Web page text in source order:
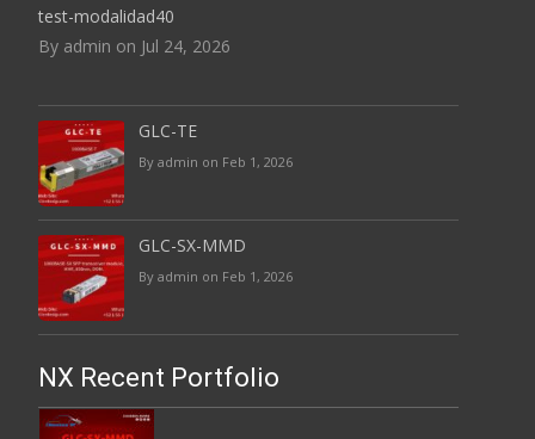
test-modalidad40
By admin on Jul 24, 2026
GLC-TE
By admin on Feb 1, 2026
GLC-SX-MMD
By admin on Feb 1, 2026
NX Recent Portfolio